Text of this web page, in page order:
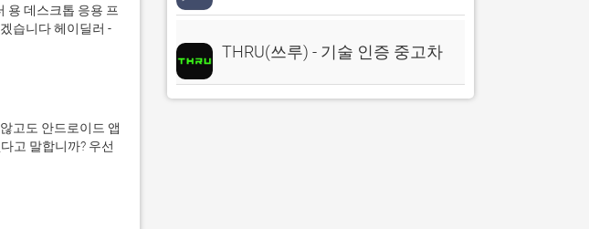
용 데스크톱 응용 프
습니다 헤이딜러 -
고도 안드로이드 앱
고 말합니까? 우선
THRU(쓰루) - 기술 인증 중고차